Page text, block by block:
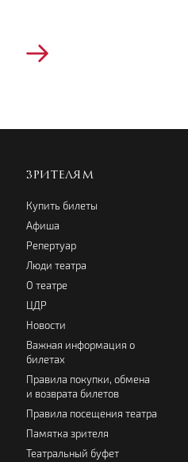
ЗРИТЕЛЯМ
Купить билеты
Афиша
Репертуар
Люди театра
О театре
ЦДР
Новости
Важная информация о
билетах
Правила покупки, обмена
и возврата билетов
Правила посещения театра
Памятка зрителя
Театральный буфет